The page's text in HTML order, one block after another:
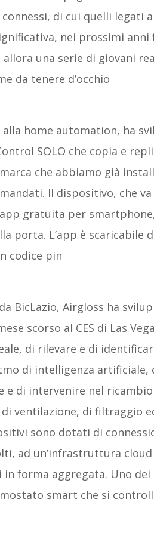
di cui quelli legati
nei prossimi
allora una serie di giovani
da tenere d’occhio
alla home automation, ha
SOLO che copia e
che abbiamo già
Il dispositivo, che
gratuita per
porta. L’app è scaricabile
codice pin
BicLazio, Airgloss ha
scorso al CES di Las
di rilevare e di
di intelligenza
e di intervenire nel
ventilazione, di filtraggio
sono dotati di
ad un’infrastruttura
in forma aggregata. Uno
smart che si